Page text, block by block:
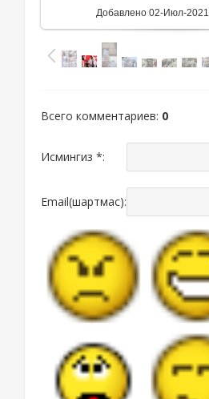
Добавлено 02-Июл-2021
Всего комментариев: 0
Исмингиз *:
Email(шартмас):